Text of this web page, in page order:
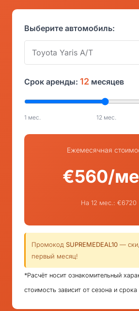
Выберите автомобиль:
Срок аренды: 12 месяцев
1 мес. 12 мес.
Ежемесячная
€560/
На 12 мес.: €6720
Промокод SUPREMEDEAL10 —
первый месяц!
*Расчёт носит ознакомительный
стоимость зависит от сезона и